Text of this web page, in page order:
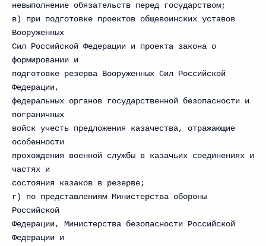
невыполнение обязательств перед государством;
в) при подготовке проектов общевоинских уставов
Вооруженных
Сил Российской Федерации и проекта закона о
формировании и
подготовке резерва Вооруженных Сил Российской
Федерации,
федеральных органов государственной безопасности и
пограничных
войск учесть предложения казачества, отражающие
особенности
прохождения военной службы в казачьих соединениях и
частях и
состояния казаков в резерве;
г) по представлениям Министерства обороны
Российской
Федерации, Министерства безопасности Российской
Федерации и